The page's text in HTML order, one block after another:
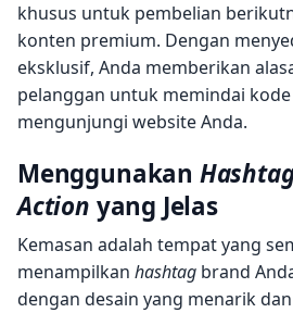
khusus untuk pembelian
konten premium. Dengan
eksklusif, Anda memberikan
pelanggan untuk memindai
mengunjungi website Anda.
Menggunakan
Action yang Jelas
Kemasan adalah tempat yang
menampilkan hashtag brand
dengan desain yang menarik